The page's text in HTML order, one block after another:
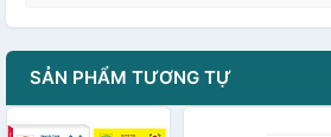
SẢN PHẨM TƯƠNG TỰ